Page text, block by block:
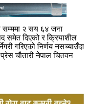
२ सय ६४ जना
समेत दिएको र क्रियाशील
गरिएको निर्णय नसच्याउँदा
चौतारी नेपाल चितवन